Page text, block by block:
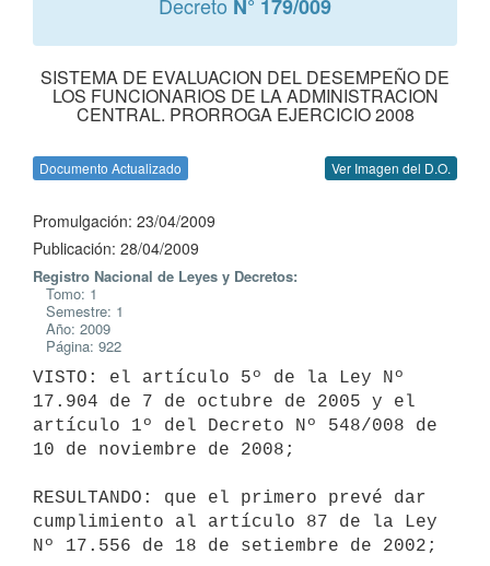
N° 179/009
SISTEMA DE EVALUACION DEL DESEMPEÑO DE
LOS FUNCIONARIOS DE LA ADMINISTRACION
CENTRAL. PRORROGA EJERCICIO 2008
Documento Actualizado Ver Imagen del D.O.
Promulgación: 23/04/2009
Publicación: 28/04/2009
Registro Nacional de Leyes y Decretos:
Tomo: 1
Semestre: 1
Año: 2009
Página: 922
VISTO: el artículo 5º de la Ley Nº
17.904 de 7 de octubre de 2005 y el
artículo 1º del Decreto Nº 548/008 de
10 de noviembre de 2008;
RESULTANDO: que el primero prevé dar
cumplimiento al artículo 87 de la Ley
Nº 17.556 de 18 de setiembre de 2002;